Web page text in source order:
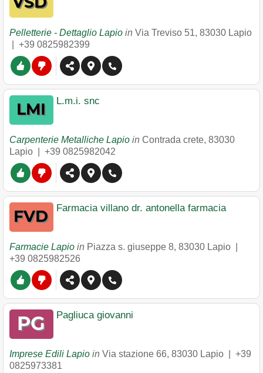
Pelletterie - Dettaglio Lapio in Via Treviso 51, 83030 Lapio
+39 0825982399
L.m.i. snc
Carpenterie Metalliche Lapio in Contrada crete, 83030
Lapio
+39 0825982042
Farmacia villano dr. antonella farmacia
Farmacie Lapio in Piazza s. giuseppe 8, 83030 Lapio
+39 0825982526
Pagliuca giovanni
Imprese Edili Lapio in Via stazione 66, 83030 Lapio
+39
0825973381